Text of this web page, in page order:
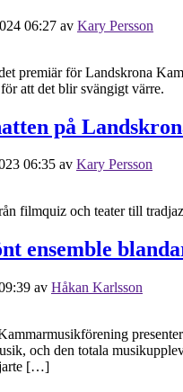
06:27 av Kary Persson
premiär för Landskrona
att det blir svängigt värre.
på
06:35 av Kary Persson
filmquiz och teater till
ensemble
av Håkan Karlsson
och den totala
[…]